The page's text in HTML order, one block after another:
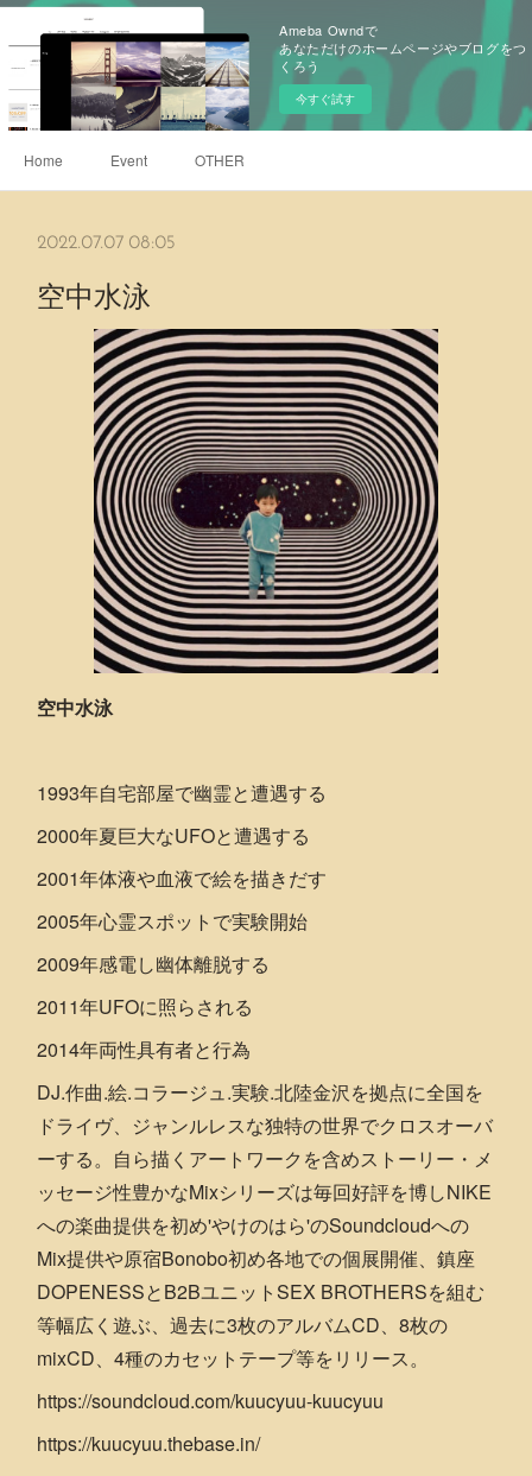
Ameba Owndで
あなただけのホームページやブログをつ
くろう
今すぐ試す
Home Event OTHER
2022.07.07 08:05
空中⽔泳
空中⽔泳
1993年自宅部屋で幽霊と遭遇する
2000年夏巨大なUFOと遭遇する
2001年体液や血液で絵を描きだす
2005年心霊スポットで実験開始
2009年感電し幽体離脱する
2011年UFOに照らされる
2014年両性具有者と行為
DJ.作曲.絵.コラージュ.実験.北陸⾦沢を拠点に全国を
ドライヴ、ジャンルレスな独特の世界でクロスオーバ
ーする。⾃ら描くアートワークを含めストーリー・メ
ッセージ性豊かなMixシリーズは毎回好評を博しNIKE
への楽曲提供を初め'やけのはら'のSoundcloudへの
Mix提供や原宿Bonobo初め各地での個展開催、鎮座
DOPENESSとB2BユニットSEX BROTHERSを組む
等幅広く遊ぶ、過去に3枚のアルバムCD、8枚の
mixCD、4種のカセットテープ等をリリース。
https://soundcloud.com/kuucyuu-kuucyuu
https://kuucyuu.thebase.in/